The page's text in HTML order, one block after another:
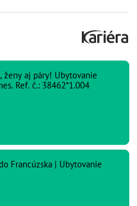
Ref. č.: 38462*1.004
Francúzska | Ubytovanie